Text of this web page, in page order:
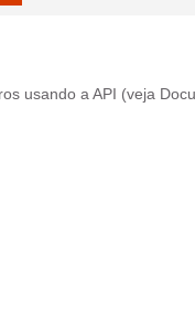
usando a API (veja